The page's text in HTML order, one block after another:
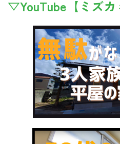
▽YouTube【ミズ